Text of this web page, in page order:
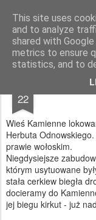
This site uses
and to analyze
shared with
metrics to ensure
statistics, and to
Magurskie
Pages
22
Wieś Kamienne
Herbuta
prawie wołoskim.
Niegdysiejsze
którym usytuowane
stała cerkiew biegła
docieramy do
jej biegu kirkut - już